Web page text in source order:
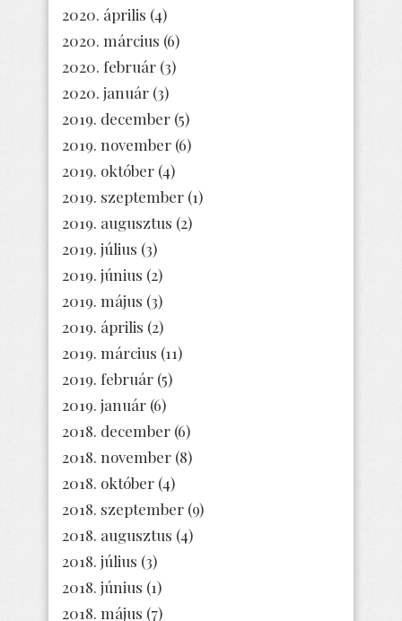
2020. április (4)
2020. március (6)
2020. február (3)
2020. január (3)
2019. december (5)
2019. november (6)
2019. október (4)
2019. szeptember (1)
2019. augusztus (2)
2019. július (3)
2019. június (2)
2019. május (3)
2019. április (2)
2019. március (11)
2019. február (5)
2019. január (6)
2018. december (6)
2018. november (8)
2018. október (4)
2018. szeptember (9)
2018. augusztus (4)
2018. július (3)
2018. június (1)
2018. május (7)